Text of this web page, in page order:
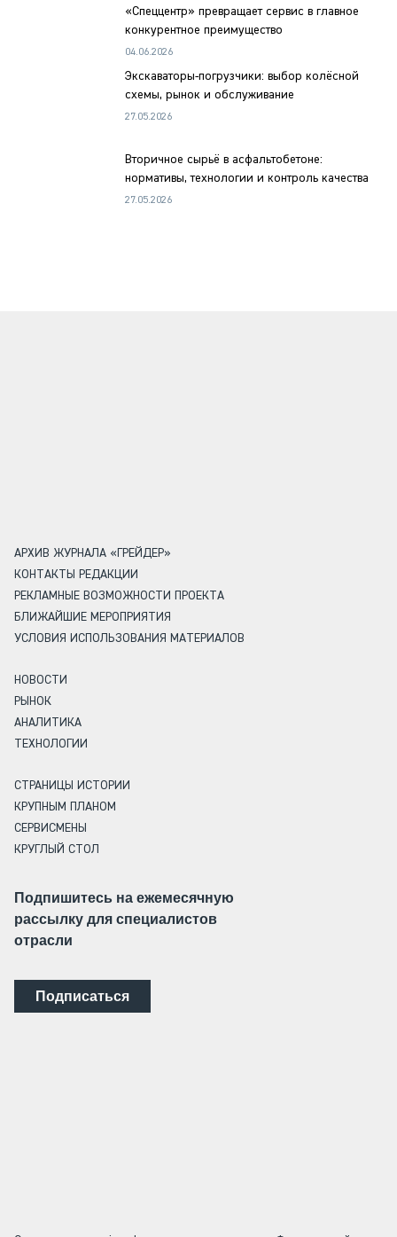
«Спеццентр» превращает сервис в главное
конкурентное преимущество
04.06.2026
Экскаваторы-погрузчики: выбор колёсной
схемы, рынок и обслуживание
27.05.2026
Вторичное сырьё в асфальтобетоне:
нормативы, технологии и контроль качества
27.05.2026
АРХИВ ЖУРНАЛА «ГРЕЙДЕР»
КОНТАКТЫ РЕДАКЦИИ
РЕКЛАМНЫЕ ВОЗМОЖНОСТИ ПРОЕКТА
БЛИЖАЙШИЕ МЕРОПРИЯТИЯ
УСЛОВИЯ ИСПОЛЬЗОВАНИЯ МАТЕРИАЛОВ
НОВОСТИ
РЫНОК
АНАЛИТИКА
ТЕХНОЛОГИИ
СТРАНИЦЫ ИСТОРИИ
КРУПНЫМ ПЛАНОМ
СЕРВИСМЕНЫ
КРУГЛЫЙ СТОЛ
Подпишитесь на ежемесячную
рассылку для специалистов
отрасли
Подписаться